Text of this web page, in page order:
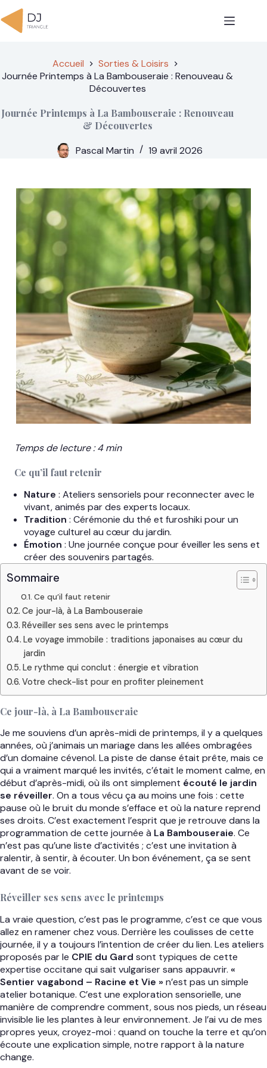
Passer
au
contenu
Accueil
Sorties & Loisirs
Journée Printemps à La Bambouseraie : Renouveau &
Découvertes
Journée Printemps à La Bambouseraie : Renouveau
& Découvertes
Pascal Martin
19 avril 2026
Temps de lecture : 4 min
Ce qu’il faut retenir
Nature : Ateliers sensoriels pour reconnecter avec le
vivant, animés par des experts locaux.
Tradition : Cérémonie du thé et furoshiki pour un
voyage culturel au cœur du jardin.
Émotion : Une journée conçue pour éveiller les sens et
créer des souvenirs partagés.
Sommaire
Ce qu’il faut retenir
Ce jour-là, à La Bambouseraie
Réveiller ses sens avec le printemps
Le voyage immobile : traditions japonaises au cœur du
jardin
Le rythme qui conclut : énergie et vibration
Votre check-list pour en profiter pleinement
Ce jour-là, à La Bambouseraie
Je me souviens d’un après-midi de printemps, il y a quelques
années, où j’animais un mariage dans les allées ombragées
d’un domaine cévenol. La piste de danse était prête, mais ce
qui a vraiment marqué les invités, c’était le moment calme, en
début d’après-midi, où ils ont simplement écouté le jardin
se réveiller. On a tous vécu ça au moins une fois : cette
pause où le bruit du monde s’efface et où la nature reprend
ses droits. C’est exactement l’esprit que je retrouve dans la
programmation de cette journée à La Bambouseraie. Ce
n’est pas qu’une liste d’activités ; c’est une invitation à
ralentir, à sentir, à écouter. Un bon événement, ça se sent
avant de se voir.
Réveiller ses sens avec le printemps
La vraie question, c’est pas le programme, c’est ce que vous
allez en ramener chez vous. Derrière les coulisses de cette
journée, il y a toujours l’intention de créer du lien. Les ateliers
proposés par le CPIE du Gard sont typiques de cette
expertise occitane qui sait vulgariser sans appauvrir. «
Sentier vagabond – Racine et Vie »n’est pas un simple
atelier botanique. C’est une exploration sensorielle, une
manière de comprendre comment, sous nos pieds, un réseau
invisible lie les plantes à leur environnement. Je l’ai vu de mes
propres yeux, croyez-moi : quand on touche la terre et qu’on
écoute une explication simple, notre rapport à la nature
change.